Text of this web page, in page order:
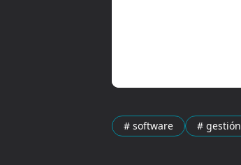
# software # gestión